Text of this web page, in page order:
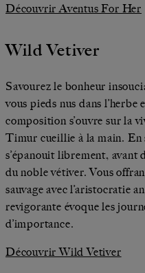
Découvrir Aventus For Her
Wild Vetiver
Savourez le bonheur
vous pieds nus dans
composition s’ouvre sur la
Timur cueillie à la main.
s’épanouit librement, avant
du noble vétiver. Vous
sauvage avec l’aristocratie
revigorante évoque les
d’importance.
Découvrir Wild Vetiver